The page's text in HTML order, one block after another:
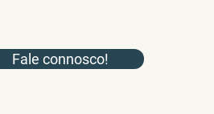
Fale connosco!